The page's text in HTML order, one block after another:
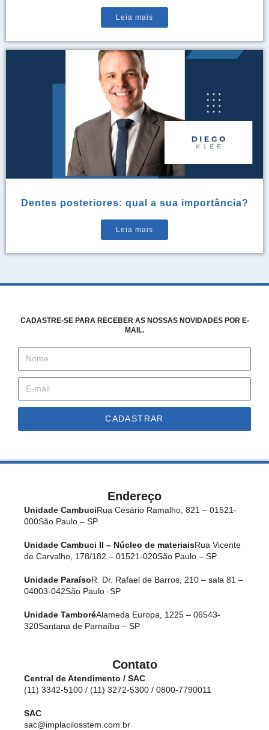
Leia mais
Dentes posteriores: qual a sua importância?
Leia mais
CADASTRE-SE PARA RECEBER AS NOSSAS NOVIDADES POR E-
MAIL.
CADASTRAR
Endereço
Unidade CambuciRua Cesário Ramalho, 821 – 01521-
000São Paulo – SP
Unidade Cambuci II – Núcleo de materiaisRua Vicente
de Carvalho, 178/182 – 01521-020São Paulo – SP
Unidade ParaísoR. Dr. Rafael de Barros, 210 – sala 81 –
04003-042São Paulo -SP
Unidade TamboréAlameda Europa, 1225 – 06543-
320Santana de Parnaíba – SP
Contato
Central de Atendimento / SAC
(11) 3342-5100 / (11) 3272-5300 / 0800-7790011
SAC
sac@implacilosstem.com.br